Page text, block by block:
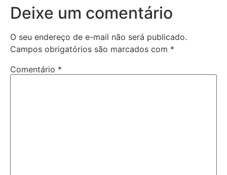
Deixe um comentário
O seu endereço de e-mail não será publicado.
Campos obrigatórios são marcados com *
Comentário *